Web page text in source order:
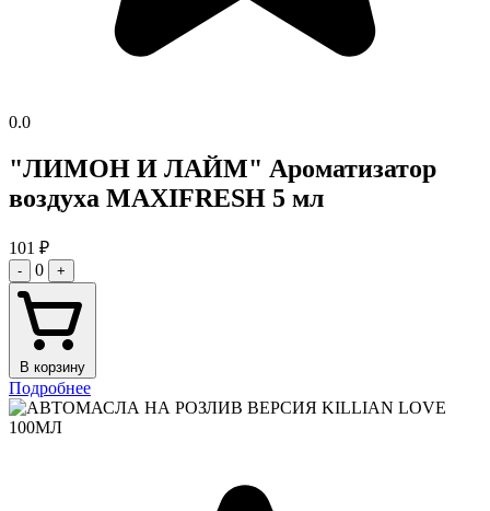
0.0
"ЛИМОН И ЛАЙМ" Ароматизатор
воздуха MAXIFRESH 5 мл
101 ₽
- 0 +
В корзину
Подробнее